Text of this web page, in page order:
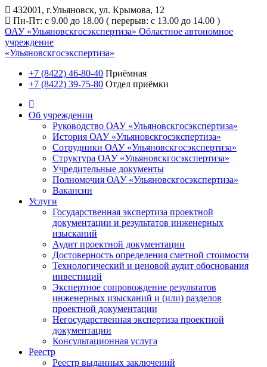
432001, г.Ульяновск, ул. Крымова, 12
Пн-Пт: с 9.00 до 18.00 ( перерыв: с 13.00 до 14.00 )
ОАУ «Ульяновскгосэкспертиза» Областное автономное
учреждение
«Ульяновскгосэкспертиза»
+7 (8422) 46-80-40 Приёмная
+7 (8422) 39-75-80 Отдел приёмки
Об учреждении
Руководство ОАУ «Ульяновскгосэкспертиза»
История ОАУ «Ульяновскгосэкспертиза»
Сотрудники ОАУ «Ульяновскгосэкспертиза»
Структура ОАУ «Ульяновскгосэкспертиза»
Учредительные документы
Полномочия ОАУ «Ульяновскгосэкспертиза»
Вакансии
Услуги
Государственная экспертиза проектной
документации и результатов инженерных
изысканий
Аудит проектной документации
Достоверность определения сметной стоимости
Технологический и ценовой аудит обоснования
инвестиций
Экспертное сопровождение результатов
инженерных изысканий и (или) разделов
проектной документации
Негосударственная экспертиза проектной
документации
Консультационная услуга
Реестр
Реестр выданных заключений